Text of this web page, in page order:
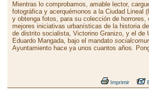
Mientras lo comprobamos, amable lector,
fotográfica y acerquémonos a la Ciudad Lineal
y obtenga fotos, para su colección de horrores,
mejores iniciativas urbanísticas de la historia
de distrito socialista, Victorino Granizo, y el de
Eduardo Mangada, bajo el mandato
Ayuntamiento hace ya unos cuantos años.
Imprimir